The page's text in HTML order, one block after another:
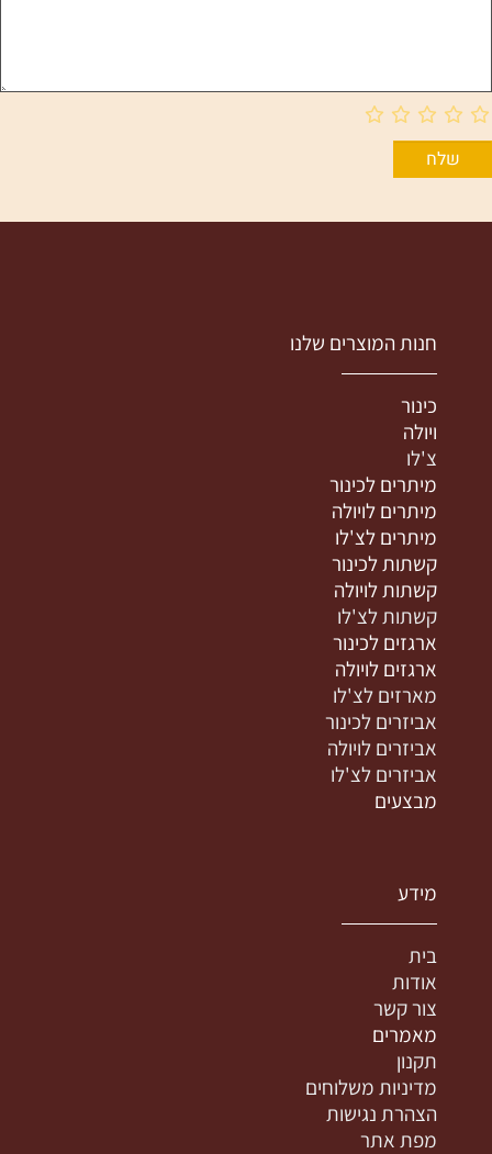
חנות המוצרים שלנו
כינור
ויולה
צ'לו
מיתרים לכינור
מיתרים לויולה
מיתרים לצ'לו
קשתות לכינור
קשתות לויולה
קשתות לצ'לו
ארגזים לכינור
ארגזים לויולה
מארזים לצ'לו
אביזרים לכינור
אביזרים לויולה
אביזרים לצ'לו
מבצעים
מידע
בית
אודות
צור קשר
מאמרים
תקנון
מדיניות משלוחים
הצהרת נגישות
מפת אתר